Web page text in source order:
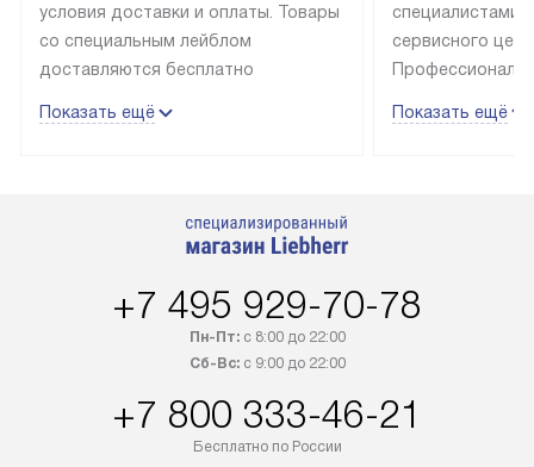
условия доставки и оплаты. Товары
со специальным лейблом
доставляются бесплатно
до подъезда, выезд за МКАД
в течение трех дней. Доставка
регионы осуществляется через
100% предоплаты наша компания
до представительства
транспортной компании в городе
Показать ещё
специалистами
сервисного
эксплуатации
Стоимость
обеспечивают
Показать ещё
+7 495 929-70-78
Пн-Пт:с 8:00 до 22:00
Сб-Вс:с 9:00 до 22:00
+7 800 333-46-21
Бесплатно по России